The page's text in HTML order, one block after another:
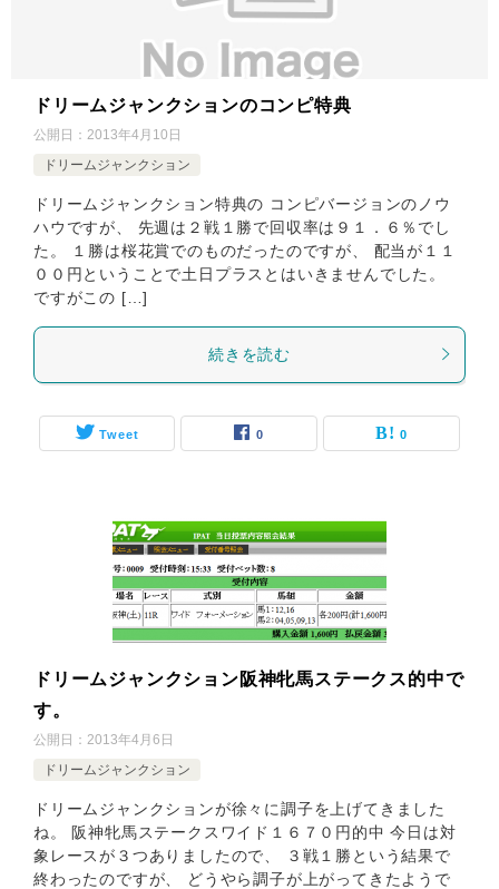
ドリームジャンクションのコンピ特典
公開日： 2013年4月10日
ドリームジャンクション
ドリームジャンクション特典の コンピバージョンのノウ
ハウですが、 先週は２戦１勝で回収率は９１．６％でし
た。 １勝は桜花賞でのものだったのですが、 配当が１１
００円ということで土日プラスとはいきませんでした。
ですがこの […]
続きを読む
Tweet 0 0
ドリームジャンクション阪神牝馬ステークス的中で
す。
公開日： 2013年4月6日
ドリームジャンクション
ドリームジャンクションが徐々に調子を上げてきました
ね。 阪神牝馬ステークスワイド１６７０円的中 今日は対
象レースが３つありましたので、 ３戦１勝という結果で
終わったのですが、 どうやら調子が上がってきたようで